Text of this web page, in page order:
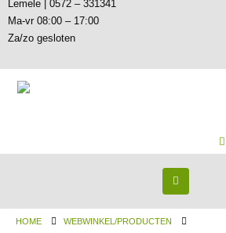
Lemele | 0572 – 331341
Ma-vr 08:00 – 17:00
Za/zo gesloten
HOME
WEBWINKEL/PRODUCTEN